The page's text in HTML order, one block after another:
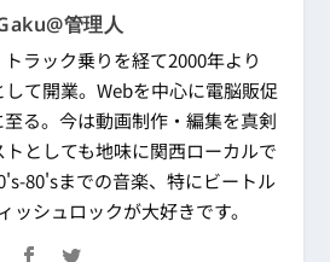
管理人
ラック乗りを経て2000年より
して開業。Webを中心に電脳販促
る。今は動画制作・編集を真剣
としても地味に関西ローカルで
80'sまでの音楽、特にビートル
ッシュロックが大好きです。